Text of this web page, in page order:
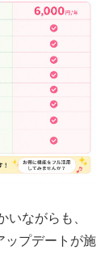
いながらも、
ップデートが施